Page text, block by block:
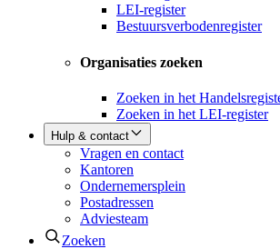
LEI-register
Bestuursverbodenregister
Organisaties zoeken
Zoeken in het
Zoeken in het LEI-register
Hulp & contact
Vragen en contact
Kantoren
Ondernemersplein
Postadressen
Adviesteam
Zoeken